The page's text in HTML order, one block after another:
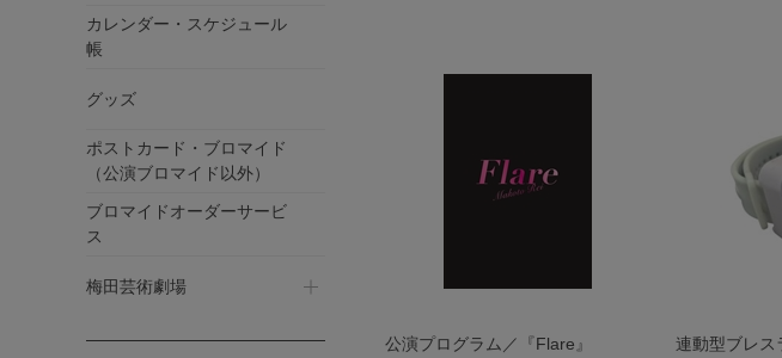
カレンダー・スケジュール
帳
グッズ
ポストカード・ブロマイド
（公演ブロマイド以外）
ブロマイドオーダーサービ
ス
梅田芸術劇場
公演プログラム／『Flare』 連動型ブレス